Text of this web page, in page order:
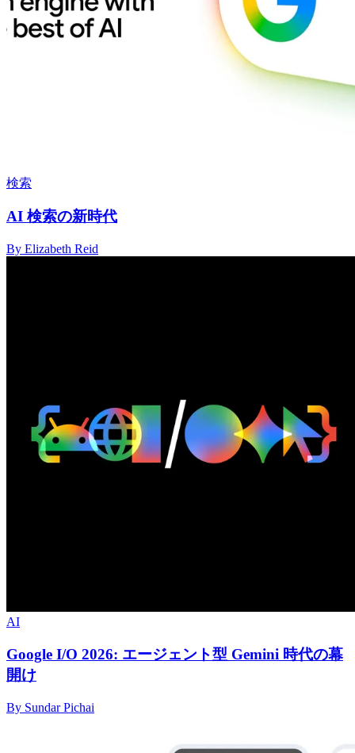
検索
AI 検索の新時代
By Elizabeth Reid
AI
Google I/O 2026: エージェント型 Gemini 時代の幕
開け
By Sundar Pichai